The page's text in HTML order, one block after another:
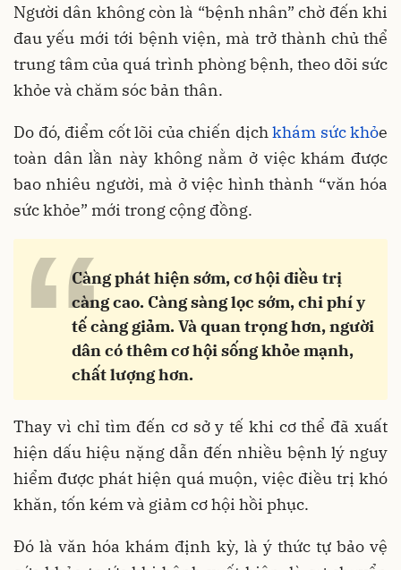
Người dân không còn là “bệnh nhân” chờ đến khi
đau yếu mới tới bệnh viện, mà trở thành chủ thể
trung tâm của quá trình phòng bệnh, theo dõi sức
khỏe và chăm sóc bản thân.
Do đó, điểm cốt lõi của chiến dịchkhám sức khỏe
toàn dân lần này không nằm ở việc khám được
bao nhiêu người, mà ở việc hình thành “văn hóa
sức khỏe” mới trong cộng đồng.
“Càng phát hiện sớm, cơ hội điều trị
càng cao. Càng sàng lọc sớm, chi phí y
tế càng giảm. Và quan trọng hơn, người
dân có thêm cơ hội sống khỏe mạnh,
chất lượng hơn.
Thay vì chỉ tìm đến cơ sở y tế khi cơ thể đã xuất
hiện dấu hiệu nặng dẫn đến nhiều bệnh lý nguy
hiểm được phát hiện quá muộn, việc điều trị khó
khăn, tốn kém và giảm cơ hội hồi phục.
Đó là văn hóa khám định kỳ, là ý thức tự bảo vệ